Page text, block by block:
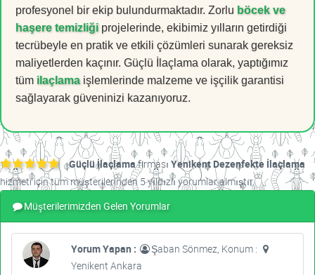
profesyonel bir ekip bulundurmaktadır. Zorlu böcek ve
haşere temizliği projelerinde, ekibimiz yılların getirdiği
tecrübeyle en pratik ve etkili çözümleri sunarak gereksiz
maliyetlerden kaçınır. Güçlü İlaçlama olarak, yaptığımız
tüm ilaçlamaişlemlerinde malzeme ve işçilik garantisi
sağlayarak güveninizi kazanıyoruz.
Güçlü İlaçlamafirması Yenikent Dezenfekte İlaçlama
hizmeti için tüm müşterilerinden 5 yıldızlı yorumlar almıştır.
Müşterilerimizden Gelen Yorumlar
Yorum Yapan :
Şaban Sönmez, Konum :
Yenikent Ankara